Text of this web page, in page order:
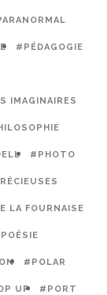
#PÉDAGOGIE
IMAGINAIRES
#PHOTO
LA FOURNAISE
#POLAR
UP #PORT